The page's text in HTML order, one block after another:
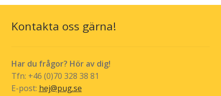
De
Kontakta oss gärna!
Har du frågor? Hör av dig!
Tfn: +46 (0)70 328 38 81
E-post: hej@pug.se